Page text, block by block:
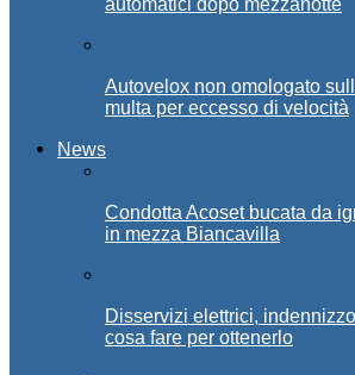
Autovelox non omologato
multa per eccesso di velocità
News
Condotta Acoset bucata da
in mezza Biancavilla
Disservizi elettrici,
cosa fare per ottenerlo